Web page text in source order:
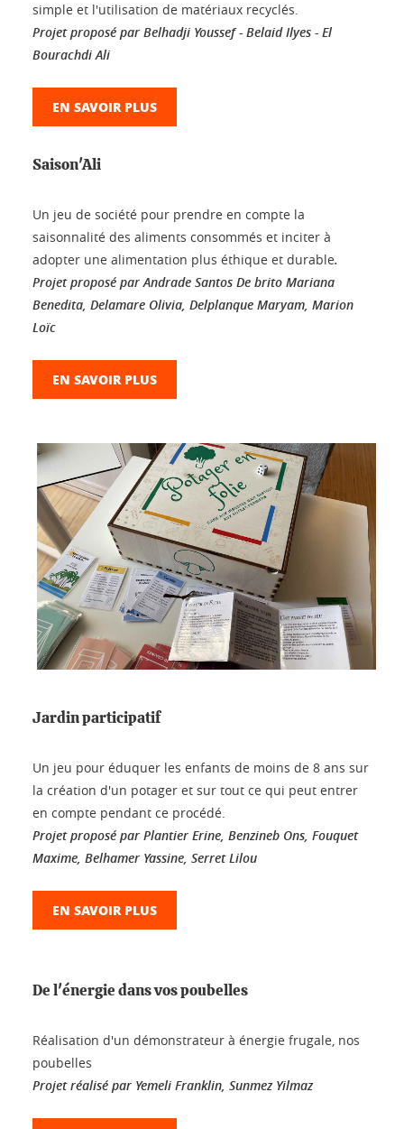
simple et l'utilisation de matériaux recyclés.
Projet proposé par Belhadji Youssef - Belaid Ilyes - El
Bourachdi Ali
EN SAVOIR PLUS
Saison'Ali
Un jeu de société pour prendre en compte la
saisonnalité des aliments consommés et inciter à
adopter une alimentation plus éthique et durable.
Projet proposé par Andrade Santos De brito Mariana
Benedita, Delamare Olivia, Delplanque Maryam, Marion
Loïc
EN SAVOIR PLUS
Jardin participatif
Un jeu pour éduquer les enfants de moins de 8 ans sur
la création d'un potager et sur tout ce qui peut entrer
en compte pendant ce procédé.
Projet proposé par Plantier Erine, Benzineb Ons, Fouquet
Maxime, Belhamer Yassine, Serret Lilou
EN SAVOIR PLUS
De l'énergie dans vos poubelles
Réalisation d'un démonstrateur à énergie frugale, nos
poubelles
Projet réalisé par Yemeli Franklin, Sunmez Yilmaz